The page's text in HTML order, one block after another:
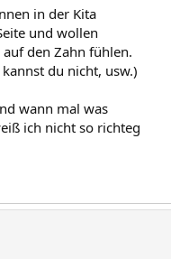
in der Kita
und wollen
den Zahn fühlen.
du nicht, usw.)
wann mal was
ich nicht so richteg